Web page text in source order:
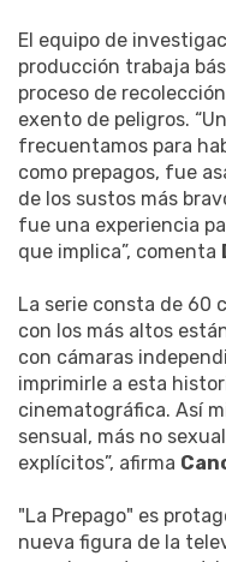
El equipo de
producción trabaja
proceso de
exento de peligros.
frecuentamos para
como prepagos, fue
de los sustos más
fue una experiencia
que implica”, comenta
La serie consta de 60
con los más altos
con cámaras
imprimirle a esta
cinematográfica. Así
sensual, más no
explícitos”, afirma
"La Prepago" es
nueva figura de la